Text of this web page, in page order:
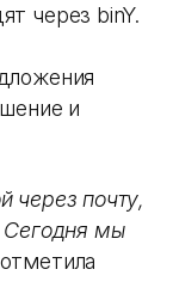
через binY.
и
через почту,
Сегодня мы